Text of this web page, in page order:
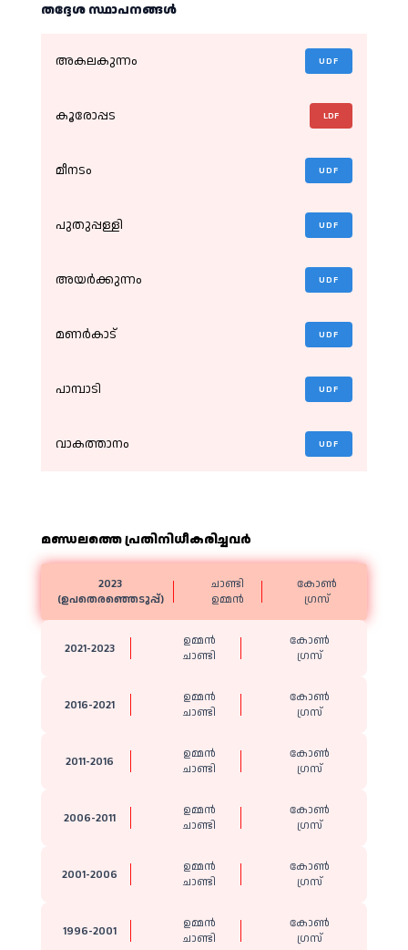
തദ്ദേശ സ്ഥാപനങ്ങള്‍
അകലകുന്നം UDF
കൂരോപ്പട LDF
മീനടം UDF
പുതുപ്പള്ളി UDF
അയർക്കുന്നം UDF
മണർകാട് UDF
പാമ്പാടി UDF
വാകത്താനം UDF
മണ്ഡലത്തെ പ്രതിനിധീകരിച്ചവര്‍
2023
(ഉപതെരഞ്ഞെടുപ്പ്)
ചാണ്ടി
ഉമ്മൻ
കോൺ​
ഗ്രസ്
2021-2023
ഉമ്മൻ
ചാണ്ടി
കോൺ​
ഗ്രസ്
2016-2021
ഉമ്മൻ
ചാണ്ടി
കോൺ​
ഗ്രസ്
2011-2016
ഉമ്മൻ
ചാണ്ടി
കോൺ​
ഗ്രസ്
2006-2011
ഉമ്മൻ
ചാണ്ടി
കോൺ​
ഗ്രസ്
2001-2006
ഉമ്മൻ
ചാണ്ടി
കോൺ​
ഗ്രസ്
1996-2001
ഉമ്മൻ
ചാണ്ടി
കോൺ​
ഗ്രസ്